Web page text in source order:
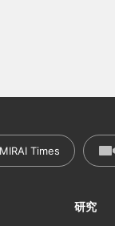
MIRAI Times
研究